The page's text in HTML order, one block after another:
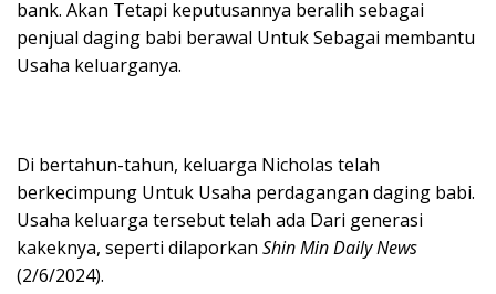
bank. Akan Tetapi keputusannya beralih sebagai
penjual daging babi berawal Untuk Sebagai membantu
Usaha keluarganya.
Di bertahun-tahun, keluarga Nicholas telah
berkecimpung Untuk Usaha perdagangan daging babi.
Usaha keluarga tersebut telah ada Dari generasi
kakeknya, seperti dilaporkan Shin Min Daily News
(2/6/2024).